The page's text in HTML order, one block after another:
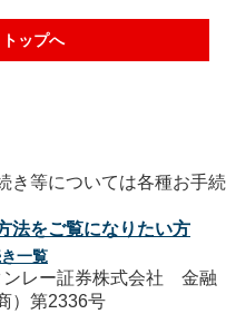
ップへ
法をご覧になりたい方
一覧
ンレー証券株式会社 金融
）第2336号